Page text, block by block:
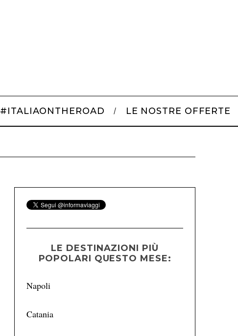
#ITALIAONTHEROAD LE NOSTRE OFFERTE
LE DESTINAZIONI PIÙ
POPOLARI QUESTO MESE:
Napoli
Catania